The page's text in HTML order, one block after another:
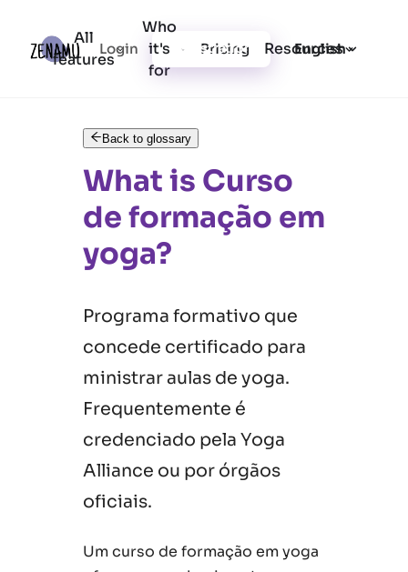
All
features
Who
it's
for
Pricing Resources
Login Registration English
Back to glossary
What is Curso
de formação em
yoga?
Programa formativo que
concede certificado para
ministrar aulas de yoga.
Frequentemente é
credenciado pela Yoga
Alliance ou por órgãos
oficiais.
Um curso de formação em yoga